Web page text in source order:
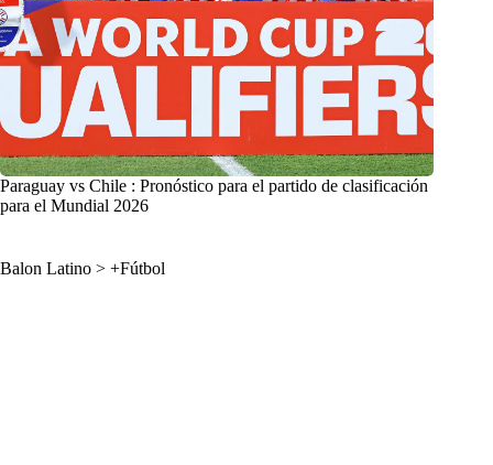
Paraguay vs Chile : Pronóstico para el partido de clasificación
para el Mundial 2026
Balon Latino > +Fútbol